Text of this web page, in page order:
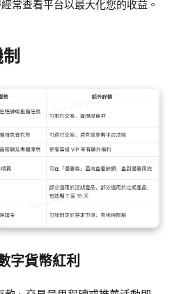
常查看平台以最大化您的收益。
字貨幣紅利